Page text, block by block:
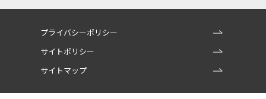
プライバシーポリシー
サイトポリシー
サイトマップ